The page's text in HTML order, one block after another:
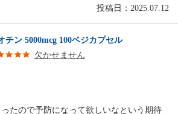
投稿日：2025.07.12
チン 5000mcg 100ベジカプセル
欠かせません
たので予防になって欲しいなという期待